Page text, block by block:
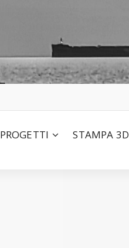
PROGETTI STAMPA 3D